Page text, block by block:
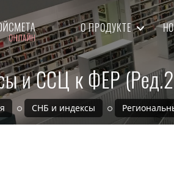
О ПРОДУКТЕ
и ССЦ к ФЕР
СНБ и индексы